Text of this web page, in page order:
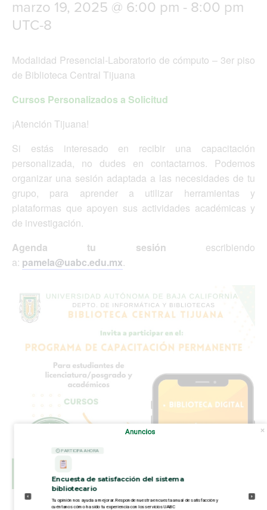
marzo 19, 2025 @ 6:00 pm - 8:00 pm
UTC-8
Modalidad Presencial-Laboratorio de cómputo – 3er piso
de Biblioteca Central Tijuana
Cursos Personalizados a Solicitud
¡Atención Tijuana!
Si estás interesado en recibir una capacitación
personalizada, no dudes en contactarnos. Podemos
organizar una sesión adaptada a las necesidades de tu
grupo, para aprender a utilizar herramientas y
plataformas que apoyen sus actividades académicas y
de investigación.
Agenda tu sesión escribiendo
a: pamela@uabc.edu.mx.
Anuncios
⏲ PARTICIPA AHORA
Encuesta de satisfacción del sistema
bibliotecario
Tu opinión nos ayuda a mejorar. Responde nuestra encuesta anual de satisfacción y
cuéntanos cómo ha sido tu experiencia con los servicios UABC